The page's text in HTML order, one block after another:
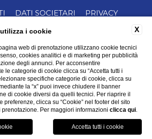
DATI SOCIETARI
PRIVACY
WEBSITE BY BLASTNESS
X
i cookie
web di prenotazione utilizzano cookie tecnici
cookies analitici e di marketing per pubblicità
degli annunci. Per acconsentire
le categorie di cookie clicca su “Accetta tutti i
specifiche categorie di cookie, clicca su
la “x” puoi invece chiudere il banner
di cookie diversi da quelli tecnici. Per riaprire il
preferenze, clicca su “Cookie” nel footer del sito
Per maggiori informazioni clicca qui.